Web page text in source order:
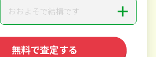
おおよそで結構です ＋
無料で査定する